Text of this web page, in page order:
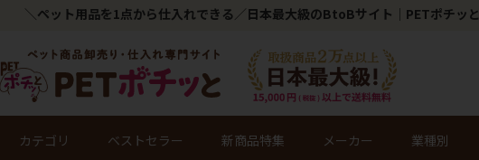
＼ペット用品を1点から仕入れできる／日本最大級のBtoBサイト｜PETポチッと
カテゴリ ベストセラー 新商品特集 メーカー 業種別